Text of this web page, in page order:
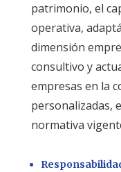
patrimonio, el
operativa,
dimensión
consultivo y
empresas en la
personalizadas,
normativa